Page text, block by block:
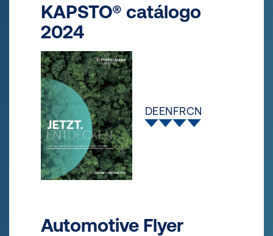
KAPSTO® catálogo
2024
DEENFRCN
Automotive Flyer